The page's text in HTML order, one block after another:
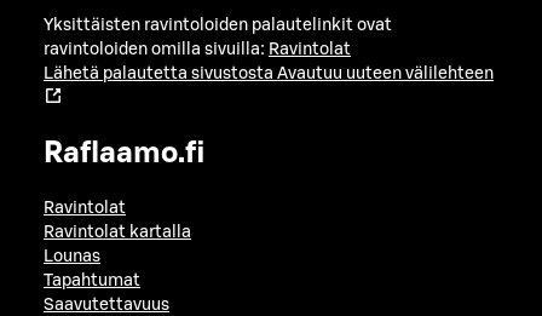
Yksittäisten ravintoloiden palautelinkit ovat
ravintoloiden omilla sivuilla: Ravintolat
Lähetä palautetta sivustosta Avautuu uuteen välilehteen
Raflaamo.fi
Ravintolat
Ravintolat kartalla
Lounas
Tapahtumat
Saavutettavuus